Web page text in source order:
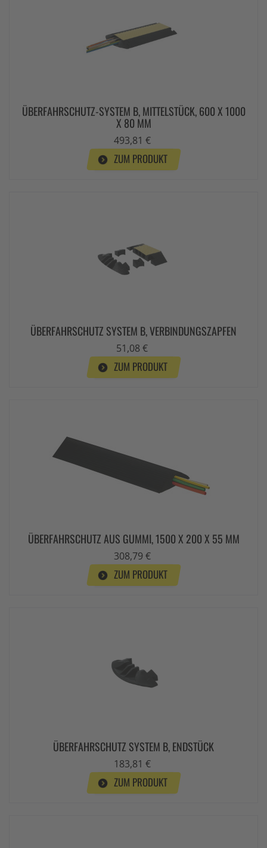
ÜBERFAHRSCHUTZ-SYSTEM B, MITTELSTÜCK, 600 X 1000
X 80 MM
493,81 €
ZUM PRODUKT
ÜBERFAHRSCHUTZ SYSTEM B, VERBINDUNGSZAPFEN
51,08 €
ZUM PRODUKT
ÜBERFAHRSCHUTZ AUS GUMMI, 1500 X 200 X 55 MM
308,79 €
ZUM PRODUKT
ÜBERFAHRSCHUTZ SYSTEM B, ENDSTÜCK
183,81 €
ZUM PRODUKT